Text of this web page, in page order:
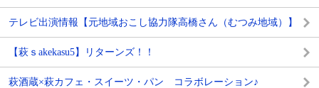
テレビ出演情報【元地域おこし協力隊高橋さん（むつみ地域）】
【萩ｓakekasu5】リターンズ！！
萩酒蔵×萩カフェ・スイーツ・パン コラボレーション♪